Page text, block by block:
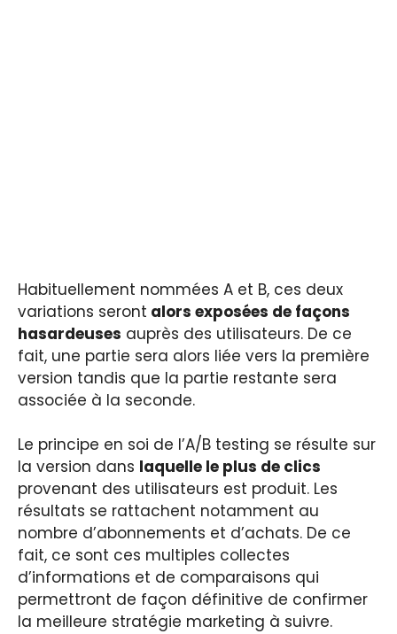
Habituellement nommées A et B, ces deux
variations seront alors exposées de façons
hasardeuses auprès des utilisateurs. De ce
fait, une partie sera alors liée vers la première
version tandis que la partie restante sera
associée à la seconde.
Le principe en soi de l’A/B testing se résulte sur
la version dans laquelle le plus de clics
provenant des utilisateurs est produit. Les
résultats se rattachent notamment au
nombre d’abonnements et d’achats. De ce
fait, ce sont ces multiples collectes
d’informations et de comparaisons qui
permettront de façon définitive de confirmer
la meilleure stratégie marketing à suivre.